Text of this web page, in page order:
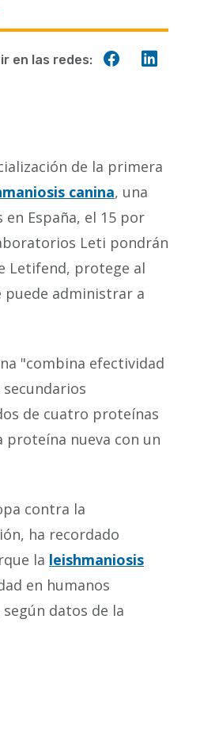
Compartir
en las redes:
de la primera
canina, una
España, el 15 por
Leti pondrán
Letifend, protege al
puede administrar a
"combina efectividad
de cuatro proteínas
proteína nueva con un
contra la
ha recordado
la leishmaniosis
en humanos
datos de la